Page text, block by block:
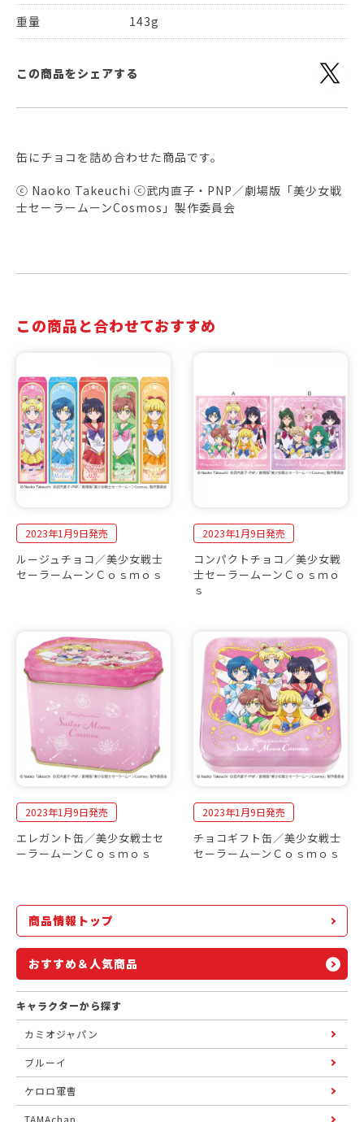
重量 143g
この商品をシェアする
缶にチョコを詰め合わせた商品です。
ⓒ Naoko Takeuchi ⓒ武内直子・PNP／劇場版「美少女戦
士セーラームーンCosmos」製作委員会
この商品と合わせておすすめ
2023年1月9日発売
ルージュチョコ／美少女戦士
セーラームーンＣｏｓｍｏｓ
2023年1月9日発売
コンパクトチョコ／美少女戦
士セーラームーンＣｏｓｍｏ
ｓ
2023年1月9日発売
エレガント缶／美少女戦士セ
ーラームーンＣｏｓｍｏｓ
2023年1月9日発売
チョコギフト缶／美少女戦士
セーラームーンＣｏｓｍｏｓ
商品情報トップ
おすすめ＆人気商品
キャラクターから探す
カミオジャパン
ブルーイ
ケロロ軍曹
TAMAchan